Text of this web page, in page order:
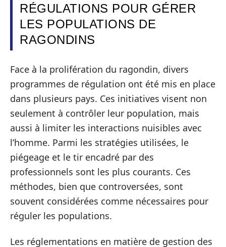
RÉGULATIONS POUR GÉRER
LES POPULATIONS DE
RAGONDINS
Face à la prolifération du ragondin, divers
programmes de régulation ont été mis en place
dans plusieurs pays. Ces initiatives visent non
seulement à contrôler leur population, mais
aussi à limiter les interactions nuisibles avec
l’homme. Parmi les stratégies utilisées, le
piégeage et le tir encadré par des
professionnels sont les plus courants. Ces
méthodes, bien que controversées, sont
souvent considérées comme nécessaires pour
réguler les populations.
Les réglementations en matière de gestion des